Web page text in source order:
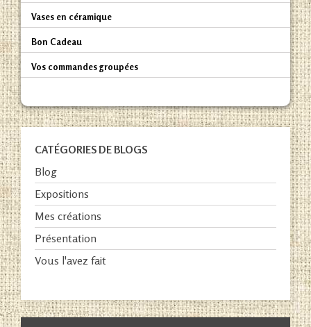
Vases en céramique
Bon Cadeau
Vos commandes groupées
CATÉGORIES DE BLOGS
Blog
Expositions
Mes créations
Présentation
Vous l'avez fait